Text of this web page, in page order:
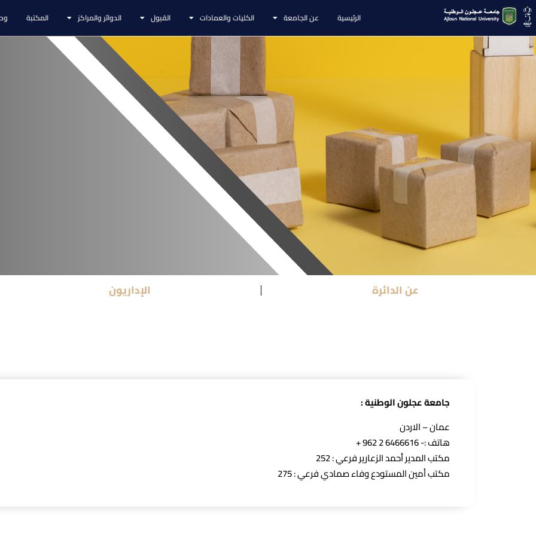
الرئيسية عن الجامعة الكليات والعمادات القبول الدوائر والمراكز المكتبة
عن الدائرة الإداريون
جامعة عجلون الوطنية :
عمان – الاردن
هاتف :- 6466616 2 962 +
مكتب المدير أحمد الزعارير فرعي : 252
مكتب أمين المستودع وفاء صمادي فرعي : 275